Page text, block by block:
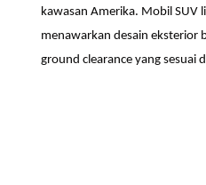
kawasan Amerika. Mobil SUV
menawarkan desain eksterior
ground clearance yang sesuai